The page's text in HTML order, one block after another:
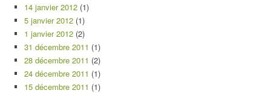
14 janvier 2012 (1)
5 janvier 2012 (1)
1 janvier 2012 (2)
31 décembre 2011 (1)
28 décembre 2011 (2)
24 décembre 2011 (1)
15 décembre 2011 (1)